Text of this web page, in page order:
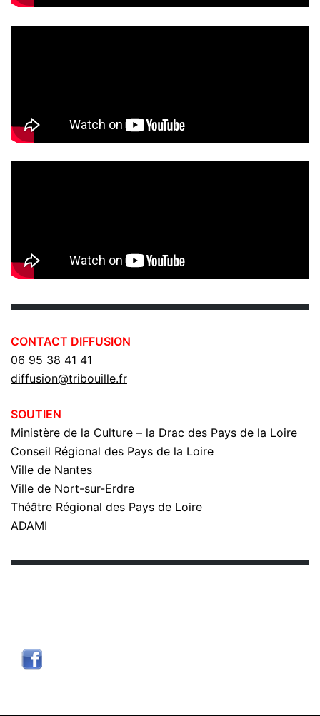
CONTACT DIFFUSION
06 95 38 41 41
diffusion@tribouille.fr
SOUTIEN
Ministère de la Culture – la Drac des Pays de la Loire
Conseil Régional des Pays de la Loire
Ville de Nantes
Ville de Nort-sur-Erdre
Théâtre Régional des Pays de Loire
ADAMI